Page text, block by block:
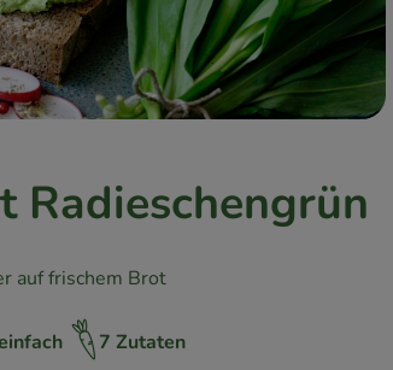
Radieschengrün
auf frischem Brot
7 Zutaten